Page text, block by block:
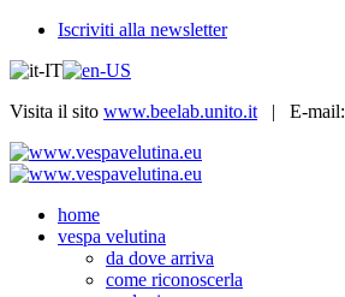
Iscriviti alla newsletter
Visita il sito www.beelab.unito.it | E-mail:
home
vespa velutina
da dove arriva
come riconoscerla